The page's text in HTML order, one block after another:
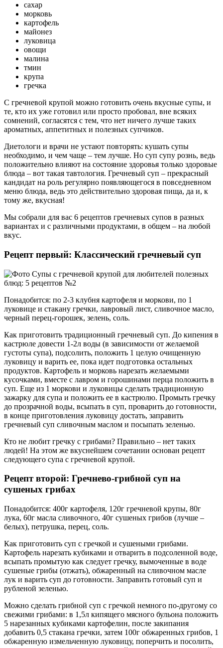
сахар
морковь
картофель
майонез
луковица
овощи
малина
тмин
крупа
гречка
С гречневой крупой можно готовить очень вкусные супы, и
те, кто их уже готовил или просто пробовал, вне всяких
сомнений, согласятся с тем, что нет ничего лучше таких
ароматных, аппетитных и полезных супчиков.
Диетологи и врачи не устают повторять: кушать супы
необходимо, и чем чаще – тем лучше. Но суп супу рознь, ведь
положительно влияют на состояние здоровья только здоровые
блюда – вот такая тавтология. Гречневый суп – прекрасный
кандидат на роль регулярно появляющегося в повседневном
меню блюда, ведь это действительно здоровая пища, да и, к
тому же, вкусная!
Мы собрали для вас 6 рецептов гречневых супов в разных
вариантах и с различными продуктами, в общем – на любой
вкус.
Рецепт первый: Классический гречневый суп
Понадобится: по 2-3 клубня картофеля и моркови, по 1
луковице и стакану гречки, лавровый лист, сливочное масло,
черный перец-горошек, зелень, соль.
Как приготовить традиционный гречневый суп. До кипения в
кастрюле довести 1-2л воды (в зависимости от желаемой
густоты супа), подсолить, положить 1 целую очищенную
луковицу и варить ее, пока идет подготовка остальных
продуктов. Картофель и морковь нарезать желаемыми
кусочками, вместе с лавром и горошинами перца положить в
суп. Еще из 1 моркови и луковицы сделать традиционную
зажарку для супа и положить ее в кастрюлю. Промыть гречку
до прозрачной воды, всыпать в суп, проварить до готовности,
в конце приготовления луковицу достать, заправить
гречневый суп сливочным маслом и посыпать зеленью.
Кто не любит гречку с грибами? Правильно – нет таких
людей! На этом же вкуснейшем сочетании основан рецепт
следующего супа с гречневой крупой.
Рецепт второй: Гречнево-грибной суп на
сушеных грибах
Понадобится: 400г картофеля, 120г гречневой крупы, 80г
лука, 60г масла сливочного, 40г сушеных грибов (лучше –
белых), петрушка, перец, соль.
Как приготовить суп с гречкой и сушеными грибами.
Картофель нарезать кубиками и отварить в подсоленной воде,
всыпать промытую как следует гречку, вымоченные в воде
сушеные грибы (отжать), обжаренный на сливочном масле
лук и варить суп до готовности. Заправить готовый суп и
рубленой зеленью.
Можно сделать грибной суп с гречкой немного по-другому со
свежими грибами: в 1,5л кипящего мясного бульона положить
5 нарезанных кубиками картофелин, после закипания
добавить 0,5 стакана гречки, затем 100г обжаренных грибов, 1
обжаренную измельченную луковицу, поперчить и посолить,